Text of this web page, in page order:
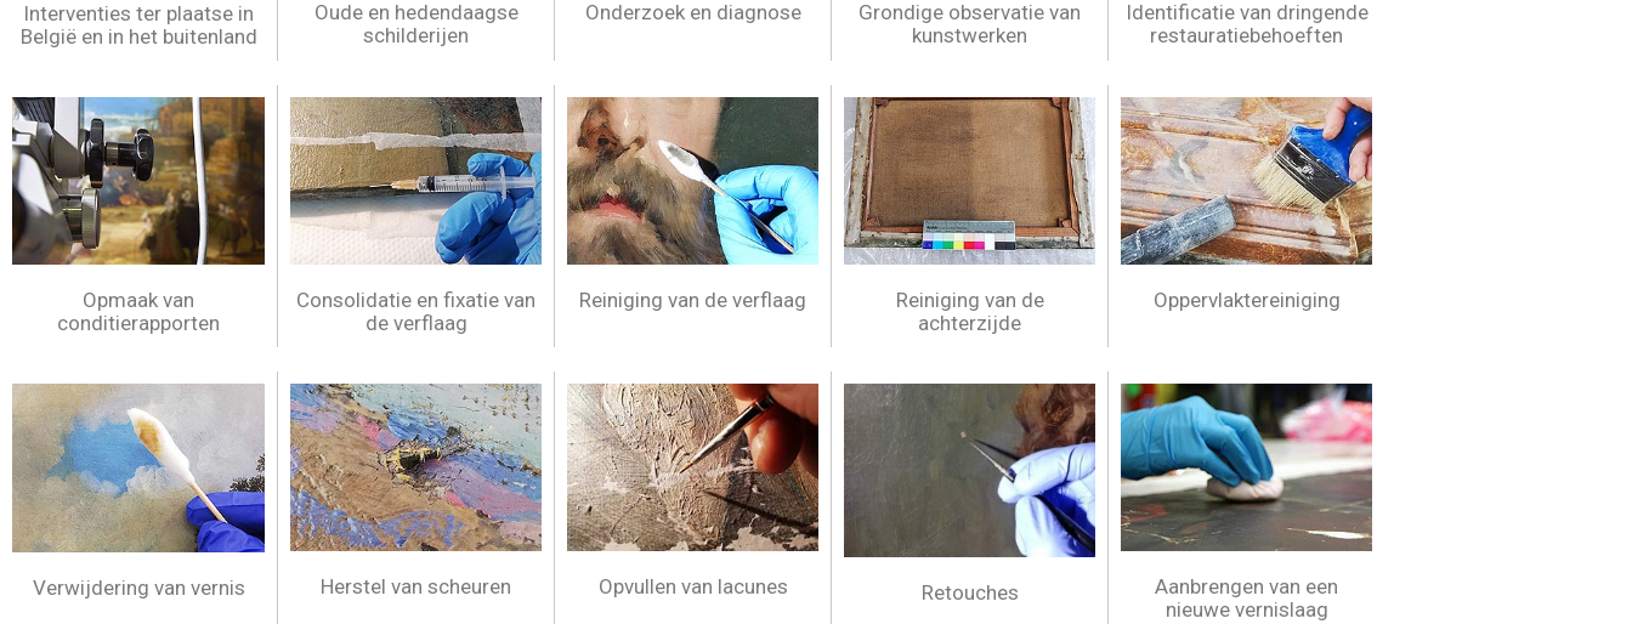
Interventies ter plaatse in
België en in het buitenland
Oude en hedendaagse
schilderijen
Onderzoek en diagnose
Grondige observatie van
kunstwerken
Identificatie van dringende
restauratiebehoeften
Opmaak van
conditierapporten
Consolidatie en fixatie van
de verflaag
Reiniging van de verflaag
Reiniging van de
achterzijde
Oppervlaktereiniging
Verwijdering van vernis Herstel van scheuren Opvullen van lacunes Retouches
Aanbrengen van een
nieuwe vernislaag